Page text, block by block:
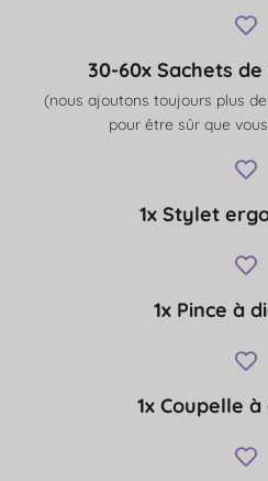
30-60x Sachets
(nous ajoutons toujours plus
pour être sûr que
1x Stylet
1x Pince à
1x Coupelle